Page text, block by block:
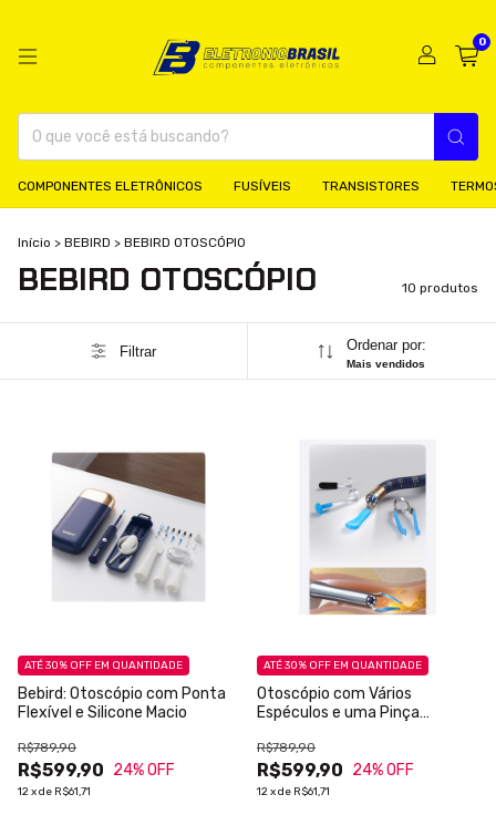
0
COMPONENTES ELETRÔNICOS FUSÍVEIS TRANSISTORES
Início > BEBIRD > BEBIRD OTOSCÓPIO
BEBIRD OTOSCÓPIO 10 produtos
Filtrar Ordenar por:
Mais vendidos
Bebird: Otoscópio com Ponta
Flexível e Silicone Macio
R$599,90
R$789,90
24% OFF
12xde R$61,71
ATÉ 30% OFF EM QUANTIDADE
Otoscópio com Vários
Espéculos e uma Pinça
R$599,90
R$789,90
24% OFF
12xde R$61,71
ATÉ 30% OFF EM QUANTIDADE